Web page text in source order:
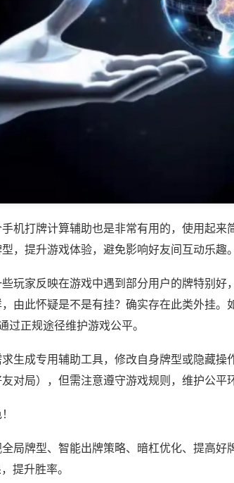
机打牌计算辅助也是非常有用的，使用起来
，提升游戏体验，避免影响好友间互动乐趣。
玩家反映在游戏中遇到部分用户的牌特别好
由此怀疑是不是有挂？确实存在此类外挂。
过正规途径维护游戏公平。
生成专用辅助工具，修改自身牌型或隐藏操
对局），但需注意遵守游戏规则，维护公平
局牌型、智能出牌策略、暗杠优化、提高好
提升胜率。